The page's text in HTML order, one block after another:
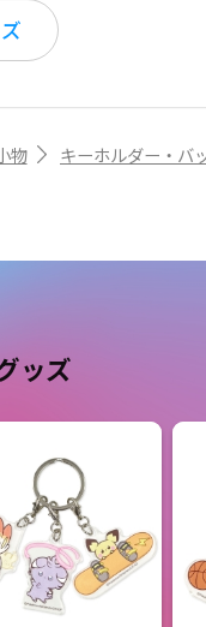
物 キーホルダー・バ
ッズ